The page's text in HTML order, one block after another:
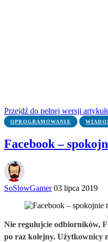
Przejdź do pełnej wersji
OPROGRAMOWANIE
Facebook –
SoSlowGamer 03 lipca 2019
Nie regulujcie odbiorników,
po raz kolejny. Użytkownicy